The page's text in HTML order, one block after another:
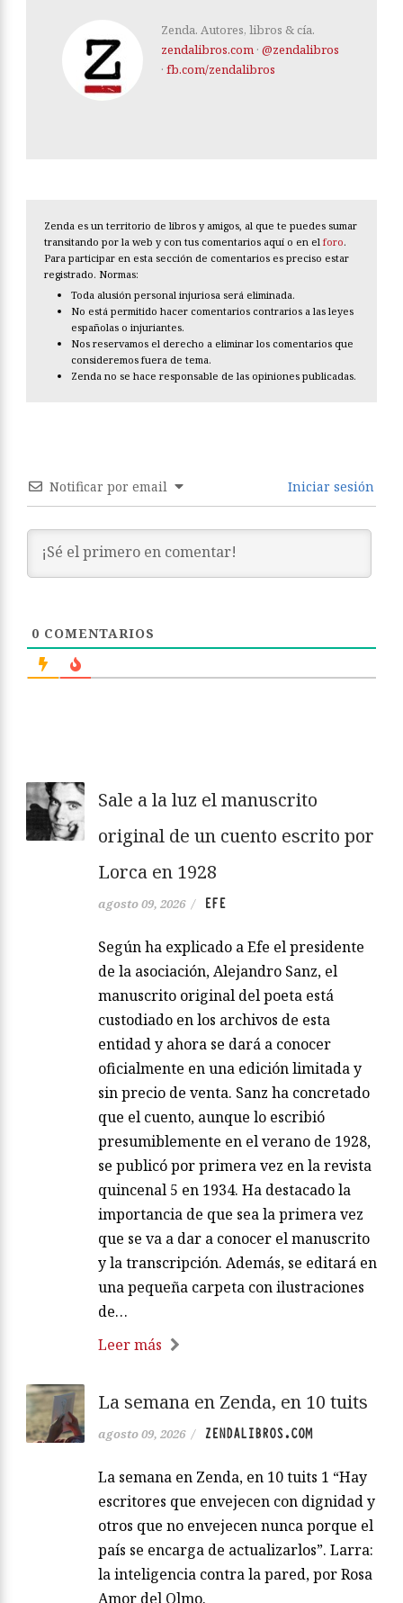
Zenda. Autores, libros & cía.
zendalibros.com · @zendalibros
· fb.com/zendalibros
Zenda es un territorio de libros y amigos, al que te puedes sumar
transitando por la web y con tus comentarios aquí o en el foro.
Para participar en esta sección de comentarios es preciso estar
registrado. Normas:
Toda alusión personal injuriosa será eliminada.
No está permitido hacer comentarios contrarios a las leyes
españolas o injuriantes.
Nos reservamos el derecho a eliminar los comentarios que
consideremos fuera de tema.
Zenda no se hace responsable de las opiniones publicadas.
Notificar por email Iniciar sesión
0 COMENTARIOS
Sale a la luz el manuscrito
original de un cuento escrito por
Lorca en 1928
agosto 09, 2026 / EFE
Según ha explicado a Efe el presidente
de la asociación, Alejandro Sanz, el
manuscrito original del poeta está
custodiado en los archivos de esta
entidad y ahora se dará a conocer
oficialmente en una edición limitada y
sin precio de venta. Sanz ha concretado
que el cuento, aunque lo escribió
presumiblemente en el verano de 1928,
se publicó por primera vez en la revista
quincenal 5 en 1934. Ha destacado la
importancia de que sea la primera vez
que se va a dar a conocer el manuscrito
y la transcripción. Además, se editará en
una pequeña carpeta con ilustraciones
de…
Leer más
La semana en Zenda, en 10 tuits
agosto 09, 2026 / ZENDALIBROS.COM
La semana en Zenda, en 10 tuits 1 “Hay
escritores que envejecen con dignidad y
otros que no envejecen nunca porque el
país se encarga de actualizarlos”. Larra:
la inteligencia contra la pared, por Rosa
Amor del Olmo.